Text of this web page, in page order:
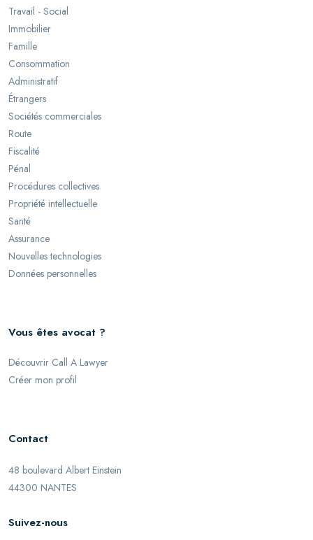
Travail - Social
Immobilier
Famille
Consommation
Administratif
Étrangers
Sociétés commerciales
Route
Fiscalité
Pénal
Procédures collectives
Propriété intellectuelle
Santé
Assurance
Nouvelles technologies
Données personnelles
Vous êtes avocat ?
Découvrir Call A Lawyer
Créer mon profil
Contact
48 boulevard Albert Einstein
44300 NANTES
Suivez-nous